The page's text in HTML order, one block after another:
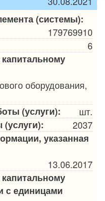
(системы):
179769910
6
оборудования,
(услуги):
шт.
2037
указанная
13.06.2017
с единицами